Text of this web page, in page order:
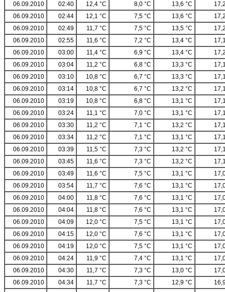
06.09.2010
02:40 12,4 °C 8,0 °C 13,6 °C
06.09.2010
02:44 12,1 °C 7,5 °C 13,6 °C
06.09.2010
02:49 11,7 °C 7,5 °C 13,5 °C
06.09.2010
02:55 11,6 °C 7,2 °C 13,4 °C
06.09.2010
03:00 11,4 °C 6,9 °C 13,4 °C
06.09.2010
03:04 11,2 °C 6,8 °C 13,3 °C
06.09.2010
03:10 10,8 °C 6,7 °C 13,3 °C
06.09.2010
03:14 10,8 °C 6,7 °C 13,2 °C
06.09.2010
03:19 10,8 °C 6,8 °C 13,1 °C
06.09.2010
03:24 11,1 °C 7,0 °C 13,1 °C
06.09.2010
03:30 11,2 °C 7,1 °C 13,2 °C
06.09.2010
03:34 11,2 °C 7,1 °C 13,1 °C
06.09.2010
03:39 11,5 °C 7,3 °C 13,2 °C
06.09.2010
03:45 11,6 °C 7,3 °C 13,2 °C
06.09.2010
03:49 11,6 °C 7,5 °C 13,1 °C
06.09.2010
03:54 11,7 °C 7,6 °C 13,1 °C
06.09.2010
04:00 11,8 °C 7,6 °C 13,1 °C
06.09.2010
04:04 11,8 °C 7,6 °C 13,1 °C
06.09.2010
04:09 12,0 °C 7,5 °C 13,1 °C
06.09.2010
04:15 12,0 °C 7,6 °C 13,1 °C
06.09.2010
04:19 12,0 °C 7,5 °C 13,1 °C
06.09.2010
04:24 11,9 °C 7,4 °C 13,1 °C
06.09.2010
04:30 11,7 °C 7,3 °C 13,0 °C
06.09.2010
04:34 11,7 °C 7,3 °C 12,9 °C